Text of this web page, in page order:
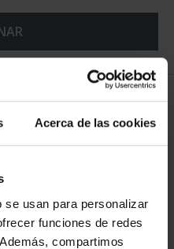
Acerca de las cookies
usan para personalizar
funciones de redes
compartimos